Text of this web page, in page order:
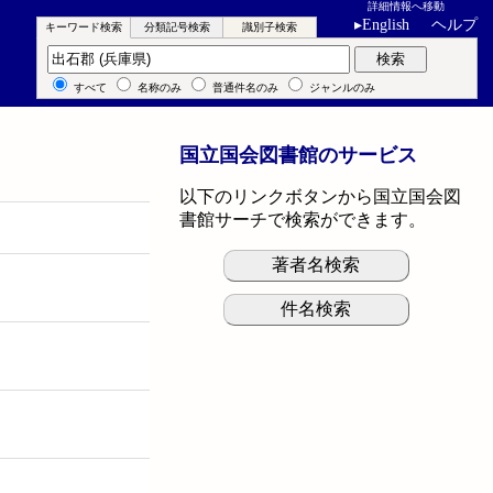
詳細情報へ移動
▸English ヘルプ
キーワード検索 分類記号検索 識別子検索
キーワード検索 検索
すべて 名称のみ 普通件名のみ ジャンルのみ
国立国会図書館のサービス
以下のリンクボタンから国立国会図
書館サーチで検索ができます。
著者名検索
件名検索